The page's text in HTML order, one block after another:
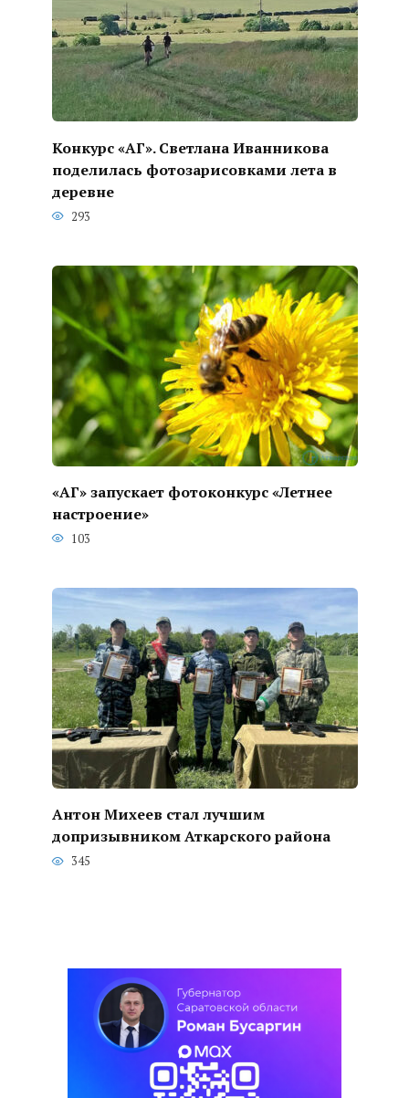
Конкурс «АГ». Светлана Иванникова
поделилась фотозарисовками лета в
деревне
293
«АГ» запускает фотоконкурс «Летнее
настроение»
103
Антон Михеев стал лучшим
допризывником Аткарского района
345